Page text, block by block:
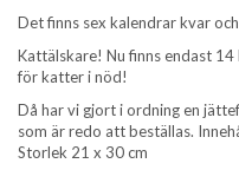
Det finns sex kalendrar kvar
Kattälskare! Nu finns endast
för katter i nöd!
Då har vi gjort i ordning en
som är redo att beställas.
Storlek 21 x 30 cm